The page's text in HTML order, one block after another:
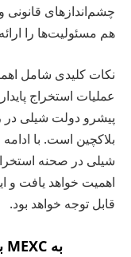
چشم‌اندازهای
هم مسئولیت‌ها را
نکات کلیدی شامل
عملیات استخراج
پیشرو دولت شیلی در
بلاکچین است. با
شیلی در صحنه
اهمیت خواهد یافت و
قابل توجه خواهد بود.
به MEXC بپیوندید و ۱۰,۰۰۰ تتر بگیرید